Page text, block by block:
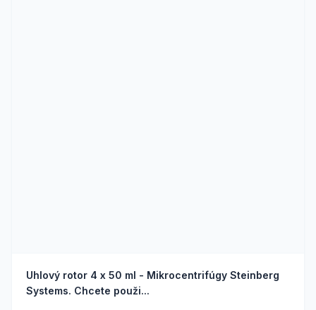
Uhlový rotor 4 x 50 ml - Mikrocentrifúgy Steinberg
Systems. Chcete použi...